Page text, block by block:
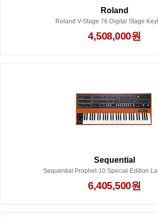
Roland
Roland V-Stage 76 Digital Stage
4,508,000원
Sequential
6,405,500원